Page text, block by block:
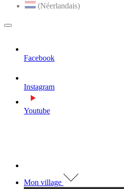
(Néerlandais)
MENU
Facebook
Instagram
Youtube
Mon village